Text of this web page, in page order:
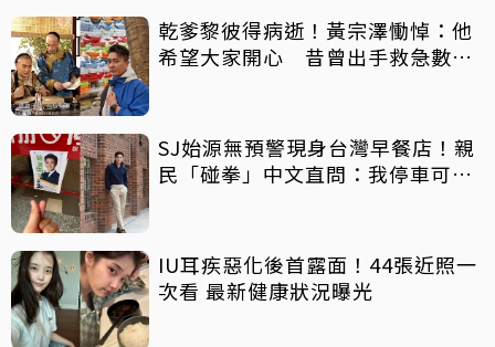
乾爹黎彼得病逝！黃宗澤慟悼：他
希望大家開心 昔曾出手救急數十
SJ始源無預警現身台灣早餐店！親
民「碰拳」中文直問：我停車可以
IU耳疾惡化後首露面！44張近照一
次看 最新健康狀況曝光